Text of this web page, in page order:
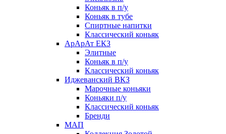
Коньяк в п/у
Коньяк в тубе
Спиртные напитки
Классический коньяк
АрАрАт ЕКЗ
Элитные
Коньяк в п/у
Классический коньяк
Иджеванский ВКЗ
Марочные коньяки
Коньяки п/у
Классический коньяк
Бренди
МАП